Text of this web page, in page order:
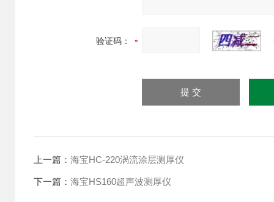
验证码：
上一篇： 海宝HC-220涡流涂层测厚仪
下一篇： 海宝HS160超声波测厚仪